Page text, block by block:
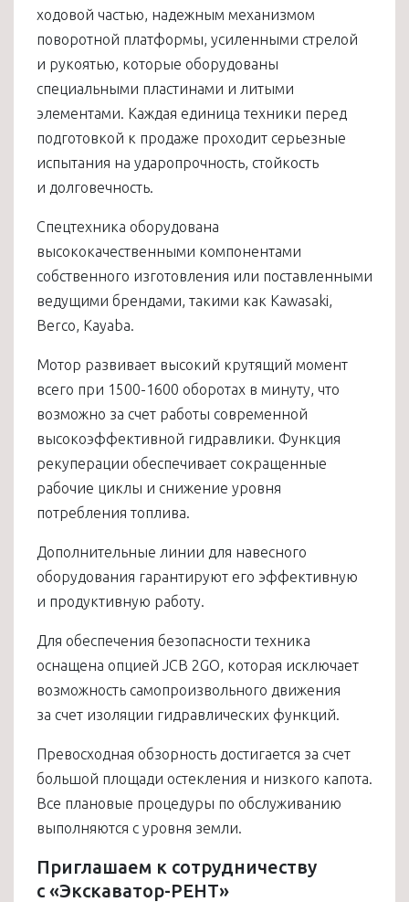
ходовой частью, надежным механизмом
поворотной платформы, усиленными стрелой
и рукоятью, которые оборудованы
специальными пластинами и литыми
элементами. Каждая единица техники перед
подготовкой к продаже проходит серьезные
испытания на ударопрочность, стойкость
и долговечность.
Спецтехника оборудована
высококачественными компонентами
собственного изготовления или поставленными
ведущими брендами, такими как Kawasaki,
Berco, Kayaba.
Мотор развивает высокий крутящий момент
всего при 1500-1600 оборотах в минуту, что
возможно за счет работы современной
высокоэффективной гидравлики. Функция
рекуперации обеспечивает сокращенные
рабочие циклы и снижение уровня
потребления топлива.
Дополнительные линии для навесного
оборудования гарантируют его эффективную
и продуктивную работу.
Для обеспечения безопасности техника
оснащена опцией JCB 2GO, которая исключает
возможность самопроизвольного движения
за счет изоляции гидравлических функций.
Превосходная обзорность достигается за счет
большой площади остекления и низкого капота.
Все плановые процедуры по обслуживанию
выполняются с уровня земли.
Приглашаем к сотрудничеству
с «Экскаватор-РЕНТ»